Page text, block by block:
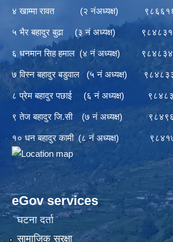
४ खाम्मा रावत (२ नंअध्यक्ष)
५ भैर बहादुर बुढा (३ नं अध्यक्ष)
६ धनमान सिह हमाल (४ नं अध्यक्ष)
७ विस्न बहादुर बडुवाल (५ नं अध्यक्ष)
८ प्रेम बहादुर पछाई (६ नं अध्यक्ष)
९ तेज बहादुर जि.सी (७ नं अध्यक्ष)
१० धन बहादुर कामी (८ नं अध्यक्ष)
eGov services
घटना दर्ता
सामाजिक सुरक्षा